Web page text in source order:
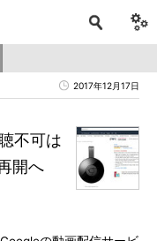
2017年12月17日
不可は
開へ